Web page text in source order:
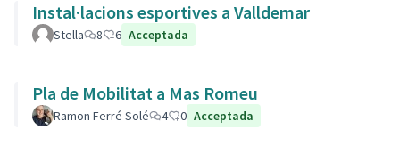
Instal·lacions esportives a Valldemar
Stella 8 6 Acceptada
Pla de Mobilitat a Mas Romeu
Ramon Ferré Solé 4 0 Acceptada